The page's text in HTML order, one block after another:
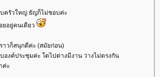
บครัวใหญ่ ธัญก็ไม่ชอบค่ะ
ยอยู่คนเดียว
าวก็สนุกดีค่ะ (สมัยก่อน)
องค์ประชุมค่ะ โตไปต่างมีงาน ว่างไม่ตรงกัน
ค่ะ